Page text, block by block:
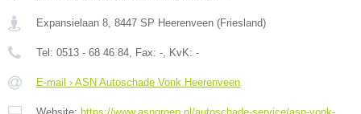
Expansielaan 8 8447 SP Heerenveen (Friesland)
Tel: 0513 - 68 46 84 , Fax: - , KvK: -
E-mail › ASN Autoschade Vonk Heerenveen